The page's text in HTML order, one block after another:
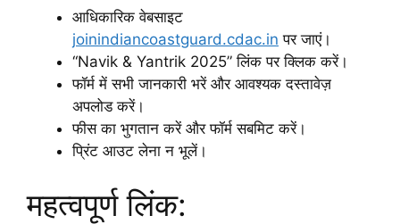
आधिकारिक वेबसाइट
joinindiancoastguard.cdac.in पर जाएं।
“Navik & Yantrik 2025” लिंक पर क्लिक करें।
फॉर्म में सभी जानकारी भरें और आवश्यक दस्तावेज़
अपलोड करें।
फीस का भुगतान करें और फॉर्म सबमिट करें।
प्रिंट आउट लेना न भूलें।
महत्वपूर्ण लिंक: